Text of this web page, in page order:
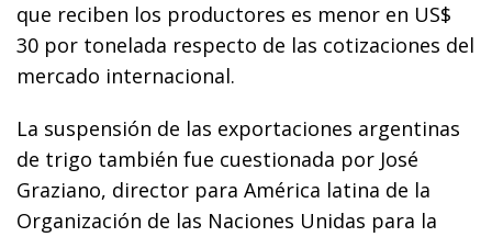
que reciben los productores es menor en US$
30 por tonelada respecto de las cotizaciones del
mercado internacional.
La suspensión de las exportaciones argentinas
de trigo también fue cuestionada por José
Graziano, director para América latina de la
Organización de las Naciones Unidas para la